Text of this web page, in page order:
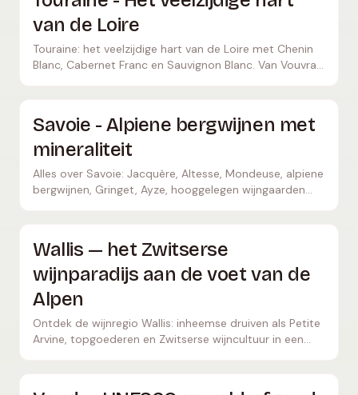
van de Loire
Touraine: het veelzijdige hart van de Loire met Chenin
Blanc, Cabernet Franc en Sauvignon Blanc. Van Vouvray
Savoie - Alpiene bergwijnen met
mineraliteit
Alles over Savoie: Jacquère, Altesse, Mondeuse, alpiene
bergwijnen, Gringet, Ayze, hooggelegen wijngaarden
Wallis — het Zwitserse
wijnparadijs aan de voet van de
Alpen
Ontdek de wijnregio Wallis: inheemse druiven als Petite
Arvine, topgoederen en Zwitserse wijncultuur in een